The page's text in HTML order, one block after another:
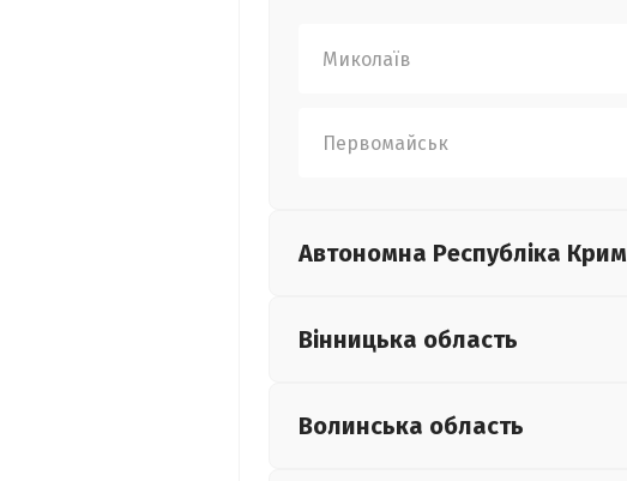
Миколаїв
Первомайськ
Автономна Республіка Крим
Вінницька область
Волинська область